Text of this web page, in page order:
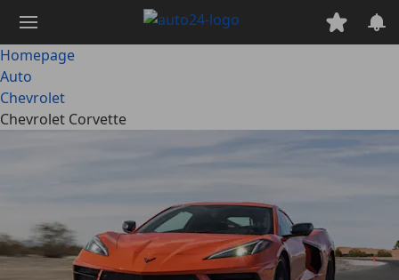
naar
hoofdinhoud
Homepage
Auto
Chevrolet
Chevrolet Corvette